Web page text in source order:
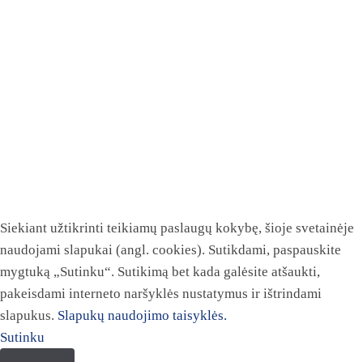
Siekiant užtikrinti teikiamų paslaugų kokybę, šioje svetainėje
naudojami slapukai (angl. cookies). Sutikdami, paspauskite
mygtuką „Sutinku“. Sutikimą bet kada galėsite atšaukti,
pakeisdami interneto naršyklės nustatymus ir ištrindami
slapukus. Slapukų naudojimo taisyklės.
Sutinku